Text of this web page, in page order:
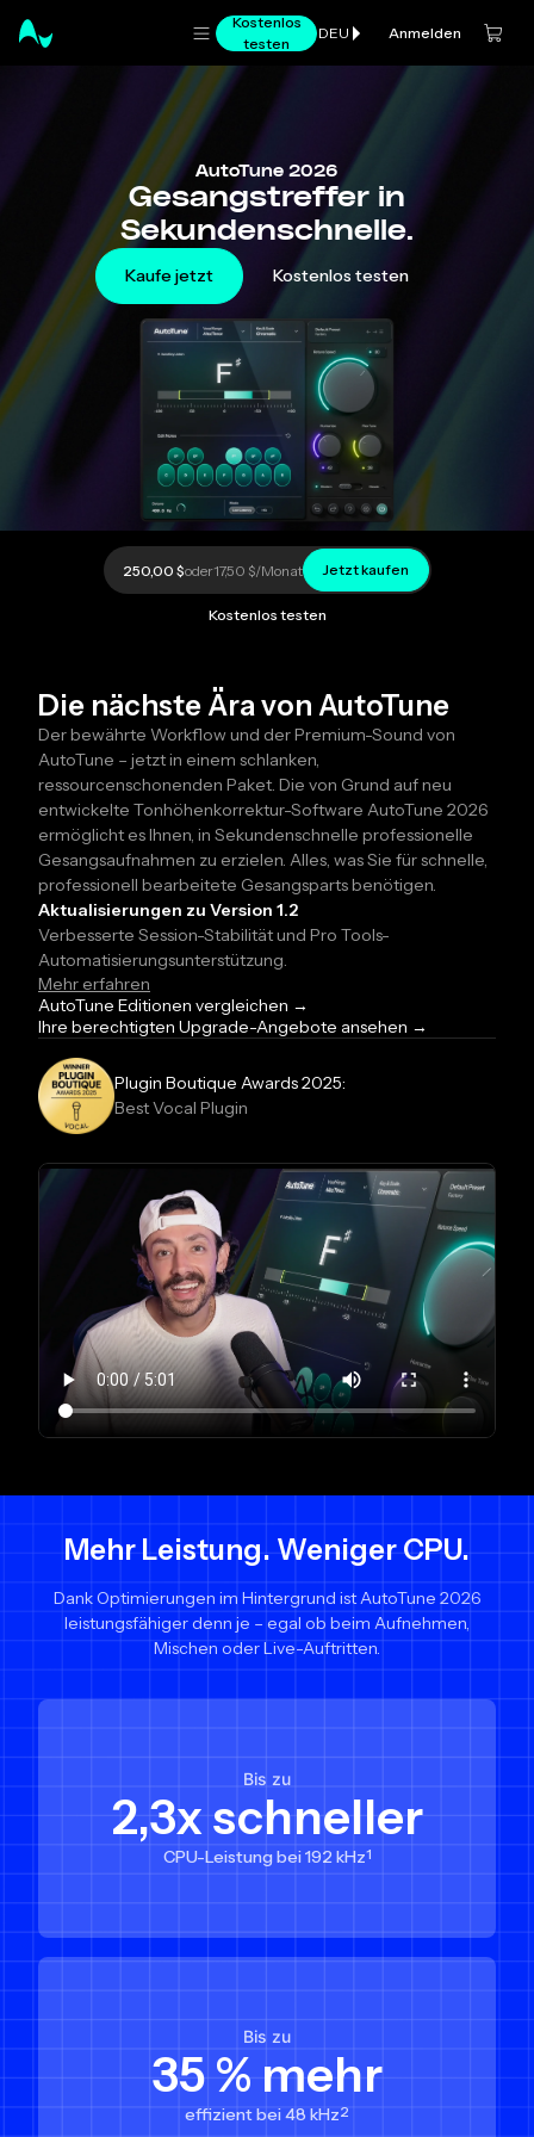
Kostenlos
testen
DEU Anmelden
AutoTune 2026
Gesangstreffer in
Sekundenschnelle.
Kaufe jetzt Kostenlos testen
250,00 $oder17,50 $/Monat Jetzt kaufen
Kostenlos testen
Die nächste Ära von AutoTune
Der bewährte Workflow und der Premium-Sound von
AutoTune – jetzt in einem schlanken,
ressourcenschonenden Paket. Die von Grund auf neu
entwickelte Tonhöhenkorrektur-Software AutoTune 2026
ermöglicht es Ihnen, in Sekundenschnelle professionelle
Gesangsaufnahmen zu erzielen. Alles, was Sie für schnelle,
professionell bearbeitete Gesangsparts benötigen.
Aktualisierungen zu Version 1.2
Verbesserte Session-Stabilität und Pro Tools-
Automatisierungsunterstützung.
Mehr erfahren
AutoTune Editionen vergleichen →
Ihre berechtigten Upgrade-Angebote ansehen →
Plugin Boutique Awards 2025:
Best Vocal Plugin
Mehr Leistung. Weniger CPU.
Dank Optimierungen im Hintergrund ist AutoTune 2026
leistungsfähiger denn je – egal ob beim Aufnehmen,
Mischen oder Live-Auftritten.
Bis zu
2,3x schneller
CPU-Leistung bei 192 kHz1
Bis zu
35 % mehr
effizient bei 48 kHz2